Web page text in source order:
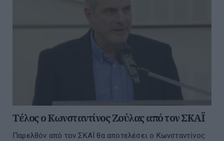
Τέλος ο Κωνσταντίνος Ζούλας από τον ΣΚΑΪ
Παρελθόν από τον ΣΚΑΪ θα αποτελέσει ο Κωνσταντίνος